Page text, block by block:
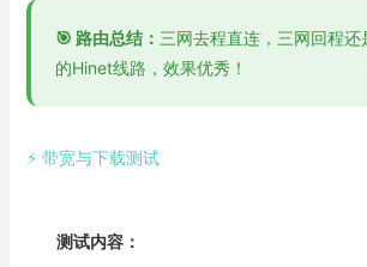
🎯 路由总结： 三网去程直连，三网回程还
的Hinet线路，效果优秀！
⚡ 带宽与下载测试
测试内容：